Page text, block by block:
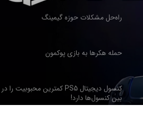
راه‌حل مشکلات حوزه گیمینگ
حمله هکرها به بازی پوکمون
کنسول دیجیتال PS5 کمترین محبوبیت را در
بین کنسول‌ها دارد!